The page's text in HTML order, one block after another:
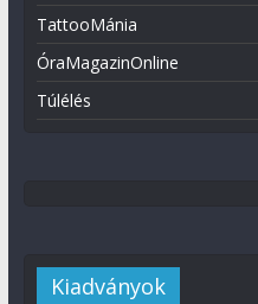
TattooMánia
ÓraMagazinOnline
Túlélés
Kiadványok